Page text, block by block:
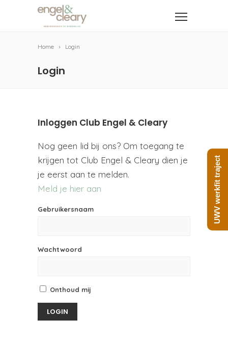
Home Login
Login
Inloggen Club Engel & Cleary
Nog geen lid bij ons? Om toegang te
krijgen tot Club Engel & Cleary dien je
je eerst aan te melden.
Meld je hier aan
Gebruikersnaam
Wachtwoord
Onthoud mij
UWV werkfit traject